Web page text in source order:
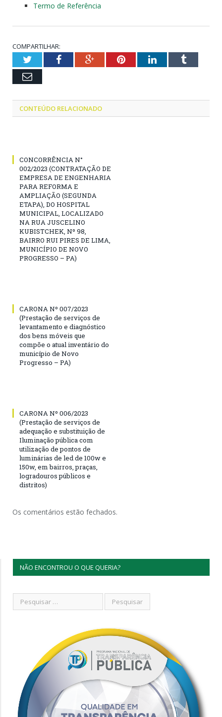
Termo de Referência
COMPARTILHAR:
TwitterFacebookGoogle+PinterestLinkedInTumblr
Email
CONTEÚDO RELACIONADO
CONCORRÊNCIA N°
002/2023 (CONTRATAÇÃO DE
EMPRESA DE ENGENHARIA
PARA REFORMA E
AMPLIAÇÃO (SEGUNDA
ETAPA), DO HOSPITAL
MUNICIPAL, LOCALIZADO
NA RUA JUSCELINO
KUBISTCHEK, Nº 98,
BAIRRO RUI PIRES DE LIMA,
MUNICÍPIO DE NOVO
PROGRESSO – PA)
CARONA Nº 007/2023
(Prestação de serviços de
levantamento e diagnóstico
dos bens móveis que
compõe o atual inventário do
município de Novo
Progresso – PA)
CARONA Nº 006/2023
(Prestação de serviços de
adequação e substituição de
Iluminação pública com
utilização de pontos de
luminárias de led de 100w e
150w, em bairros, praças,
logradouros públicos e
distritos)
Os comentários estão fechados.
NÃO ENCONTROU O QUE QUERIA?